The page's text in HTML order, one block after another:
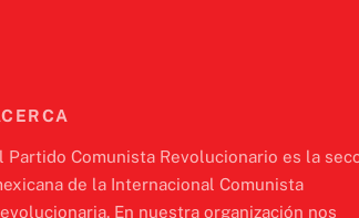
Partido Comunista Revolucionario es la
de la Internacional Comunista
En nuestra organización nos